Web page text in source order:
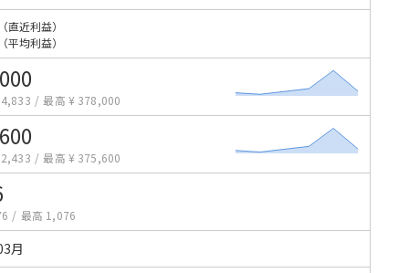
直近利益）
平均利益）
/ 最高 ¥ 378,000
/ 最高 ¥ 375,600
/ 最高 1,076
月